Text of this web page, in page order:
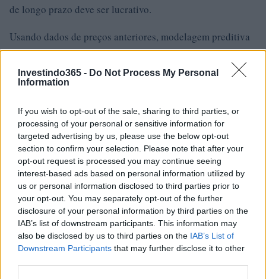
Investindo365 - Do Not Process My Personal
Information
If you wish to opt-out of the sale, sharing to third parties, or
processing of your personal or sensitive information for
targeted advertising by us, please use the below opt-out
section to confirm your selection. Please note that after your
opt-out request is processed you may continue seeing
interest-based ads based on personal information utilized by
us or personal information disclosed to third parties prior to
your opt-out. You may separately opt-out of the further
disclosure of your personal information by third parties on the
IAB’s list of downstream participants. This information may
also be disclosed by us to third parties on the IAB’s List of
Downstream Participants that may further disclose it to other
de longo prazo deve ser lucrativo.
Usando dados de preços anteriores, modelagem preditiva
e sentimento do investidor extraído de várias fontes online,
uma previsão de preço do Solanium (SLIM) de cerca de $
30 – $ 200 USD é o que nossos dados mostram que
do Solanium e dados de preços anteriores do token SLIM.
Solanium (SLIM) é um bom investimento?
Ao decidir se Solanium (SLIM) é um bom investimento
para você, levar em consideração o risco e a recompensa é
crucial. Podemos prever o preço do SLIM tanto no curto
quanto no longo prazo, mas as expectativas precisam ser
razoáveis ​​para cada um. A longo prazo, acreditamos que o